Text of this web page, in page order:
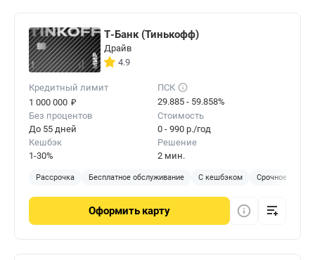
Т-Банк (Тинькофф)
Драйв
4.9
Кредитный лимит
1 000 000 ₽
ПСК
29.885 - 59.858%
Без процентов
До 55 дней
Стоимость
0 - 990 р./год
Кешбэк
1-30%
Решение
2 мин.
Рассрочка Бесплатное обслуживание С кешбэком Срочное
Оформить карту